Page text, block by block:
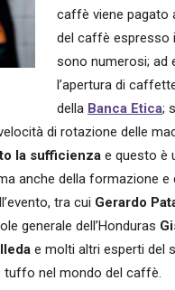
caffè viene pagato
del caffè espresso
sono numerosi; ad
l’apertura di
della Banca Etica;
di rotazione delle
la sufficienza e questo è
anche della formazione
tra cui Gerardo
generale dell’Honduras
e molti altri esperti del
tuffo nel mondo del caffè.